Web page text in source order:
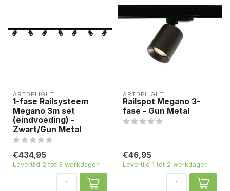
ARTDELIGHT
1-fase Railsysteem
Megano 3m set
(eindvoeding) -
Zwart/Gun Metal
€434,95
Levertijd 2 tot 3 werkdagen
ARTDELIGHT
Railspot Megano 3-
fase - Gun Metal
€46,95
Levertijd 1 tot 2 werkdagen